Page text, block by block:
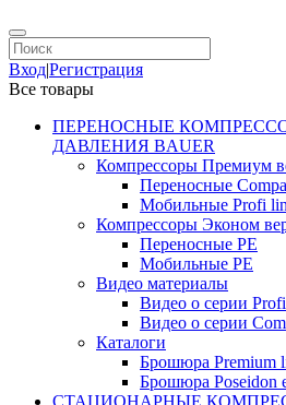
Вход|Регистрация
Все товары
ПЕРЕНОСНЫЕ
ДАВЛЕНИЯ BAUER
Компрессоры Премиум
Переносные
Мобильные Profi
Компрессоры Эконом
Переносные PE
Мобильные PE
Видео материалы
Видео о серии
Видео о серии
Каталоги
Брошюра Premium
Брошюра Poseidon
СТАЦИОНАРНЫЕ